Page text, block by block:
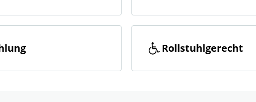
Rollstuhlgerecht